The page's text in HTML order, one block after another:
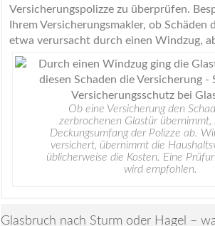
Versicherungspolizze zu überprüfen.
Ihrem Versicherungsmakler, ob Schäden
etwa verursacht durch einen Windzug,
Ob eine Versicherung den
zerbrochenen Glastür übernimmt,
Deckungsumfang der Polizze ab.
versichert, übernimmt die
üblicherweise die Kosten. Eine
wird empfohlen.
Glasbruch nach Sturm oder Hagel –